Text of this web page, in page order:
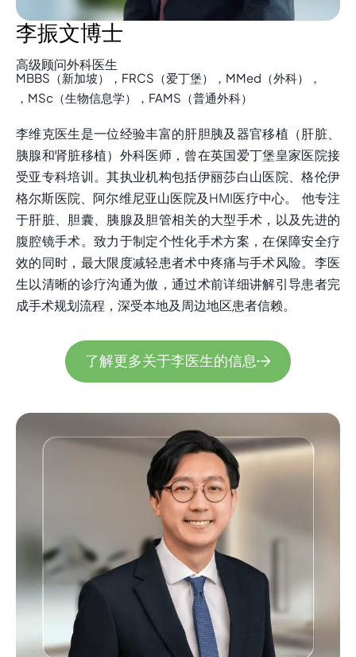
李振文博士
高级顾问外科医生
MBBS（新加坡），FRCS（爱丁堡），MMed（外科），
，MSc（生物信息学），FAMS（普通外科）
李维克医生是一位经验丰富的肝胆胰及器官移植（肝脏、
胰腺和肾脏移植）外科医师，曾在英国爱丁堡皇家医院接
受亚专科培训。其执业机构包括伊丽莎白山医院、格伦伊
格尔斯医院、阿尔维尼亚山医院及HMI医疗中心。 他专注
于肝脏、胆囊、胰腺及胆管相关的大型手术，以及先进的
腹腔镜手术。致力于制定个性化手术方案，在保障安全疗
效的同时，最大限度减轻患者术中疼痛与手术风险。李医
生以清晰的诊疗沟通为傲，通过术前详细讲解引导患者完
成手术规划流程，深受本地及周边地区患者信赖。
了解更多关于李医生的信息